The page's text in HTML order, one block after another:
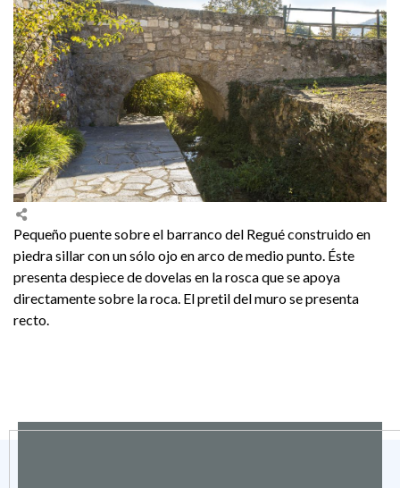
Pequeño puente sobre el barranco del Regué construido en
piedra sillar con un sólo ojo en arco de medio punto. Éste
presenta despiece de dovelas en la rosca que se apoya
directamente sobre la roca. El pretil del muro se presenta
recto.